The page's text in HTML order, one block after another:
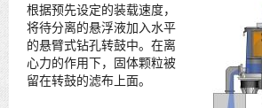
根据预先设定的装载速度，
将待分离的悬浮液加入水平
的悬臂式钻孔转鼓中。在离
心力的作用下，固体颗粒被
留在转鼓的滤布上面。